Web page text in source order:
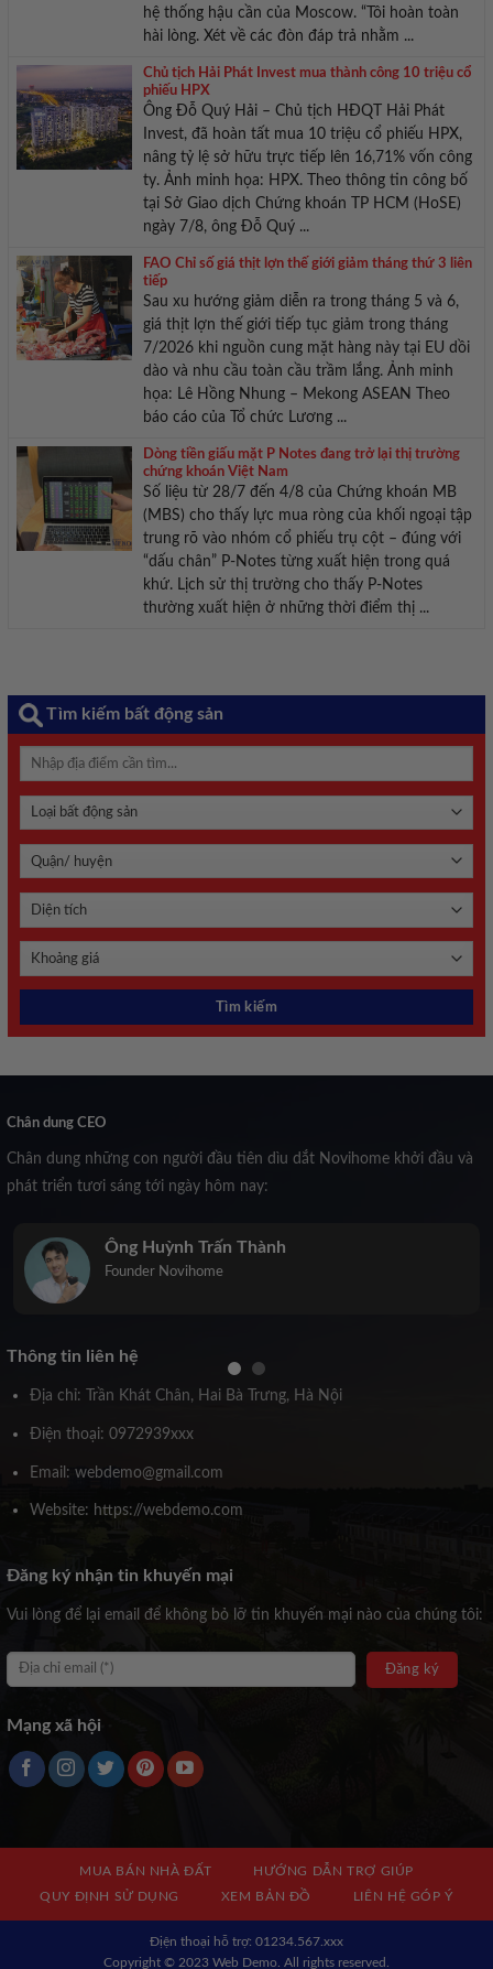
hệ thống hậu cần của Moscow. “Tôi hoàn toàn
hài lòng. Xét về các đòn đáp trả nhằm ...
Chủ tịch Hải Phát Invest mua thành công 10 triệu cổ
phiếu HPX
Ông Đỗ Quý Hải – Chủ tịch HĐQT Hải Phát
Invest, đã hoàn tất mua 10 triệu cổ phiếu HPX,
nâng tỷ lệ sở hữu trực tiếp lên 16,71% vốn công
ty. Ảnh minh họa: HPX. Theo thông tin công bố
tại Sở Giao dịch Chứng khoán TP HCM (HoSE)
ngày 7/8, ông Đỗ Quý ...
FAO Chỉ số giá thịt lợn thế giới giảm tháng thứ 3 liên
tiếp
Sau xu hướng giảm diễn ra trong tháng 5 và 6,
giá thịt lợn thế giới tiếp tục giảm trong tháng
7/2026 khi nguồn cung mặt hàng này tại EU dồi
dào và nhu cầu toàn cầu trầm lắng. Ảnh minh
họa: Lê Hồng Nhung – Mekong ASEAN Theo
báo cáo của Tổ chức Lương ...
Dòng tiền giấu mặt P Notes đang trở lại thị trường
chứng khoán Việt Nam
Số liệu từ 28/7 đến 4/8 của Chứng khoán MB
(MBS) cho thấy lực mua ròng của khối ngoại tập
trung rõ vào nhóm cổ phiếu trụ cột – đúng với
“dấu chân” P-Notes từng xuất hiện trong quá
khứ. Lịch sử thị trường cho thấy P-Notes
thường xuất hiện ở những thời điểm thị ...
Tìm kiếm bất động sản
Chân dung CEO
Chân dung những con người đầu tiên dìu dắt Novihome khởi đầu và
phát triển tươi sáng tới ngày hôm nay:
Ông Huỳnh Trấn Thành
Founder Novihome
Thông tin liên hệ
Địa chỉ: Trần Khát Chân, Hai Bà Trưng, Hà Nội
Điện thoại: 0972939xxx
Email: webdemo@gmail.com
Website: https://webdemo.com
Đăng ký nhận tin khuyến mại
Vui lòng để lại email để không bỏ lỡ tin khuyến mại nào của chúng tôi:
Mạng xã hội
MUA BÁN NHÀ ĐẤT
HƯỚNG DẪN TRỢ GIÚP
QUY ĐỊNH SỬ DỤNG
XEM BẢN ĐỒ LIÊN HỆ GÓP Ý
Địện thoại hỗ trợ: 01234.567.xxx
Copyright © 2023 Web Demo. All rights reserved.